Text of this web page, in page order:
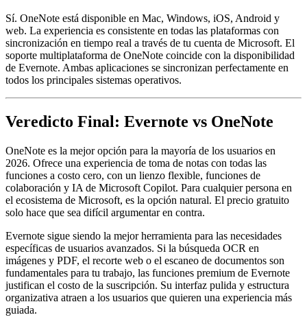
Sí. OneNote está disponible en Mac, Windows, iOS, Android y
web. La experiencia es consistente en todas las plataformas con
sincronización en tiempo real a través de tu cuenta de Microsoft. El
soporte multiplataforma de OneNote coincide con la disponibilidad
de Evernote. Ambas aplicaciones se sincronizan perfectamente en
todos los principales sistemas operativos.
Veredicto Final: Evernote vs OneNote
OneNote es la mejor opción para la mayoría de los usuarios en
2026. Ofrece una experiencia de toma de notas con todas las
funciones a costo cero, con un lienzo flexible, funciones de
colaboración y IA de Microsoft Copilot. Para cualquier persona en
el ecosistema de Microsoft, es la opción natural. El precio gratuito
solo hace que sea difícil argumentar en contra.
Evernote sigue siendo la mejor herramienta para las necesidades
específicas de usuarios avanzados. Si la búsqueda OCR en
imágenes y PDF, el recorte web o el escaneo de documentos son
fundamentales para tu trabajo, las funciones premium de Evernote
justifican el costo de la suscripción. Su interfaz pulida y estructura
organizativa atraen a los usuarios que quieren una experiencia más
guiada.